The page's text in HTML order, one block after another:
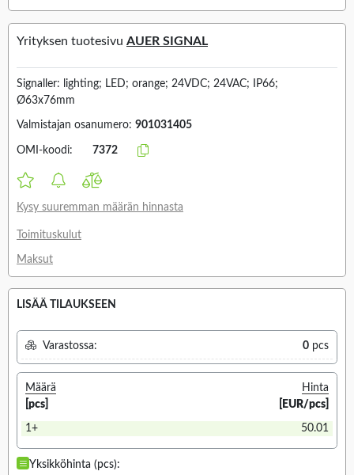
Yrityksen tuotesivu AUER SIGNAL
Signaller: lighting; LED; orange; 24VDC; 24VAC; IP66;
Ø63x76mm
Valmistajan osanumero: 901031405
OMI-koodi: 7372
Kysy suuremman määrän hinnasta
Toimituskulut
Maksut
LISÄÄ TILAUKSEEN
Varastossa: 0 pcs
Määrä
[pcs]
Hinta
[EUR/pcs]
1+ 50.01
Yksikköhinta (pcs):